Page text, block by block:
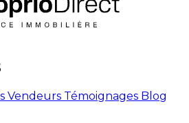
Vendeurs Témoignages Blog